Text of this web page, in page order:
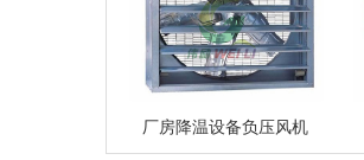
厂房降温设备负压风机